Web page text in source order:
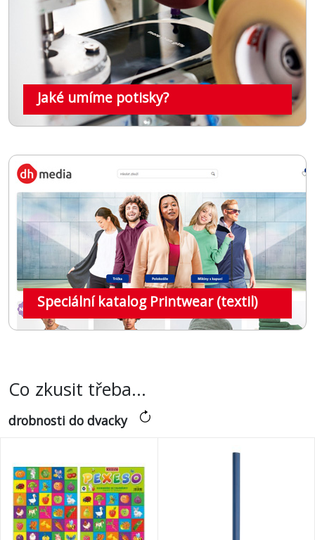
Technologie
Mobil
Kancelář
&
Podnikání
Volný
čas
&
Péče
Jaké umíme potisky?
Speciální katalog Printwear (textil)
Co zkusit třeba...
drobnosti do dvacky